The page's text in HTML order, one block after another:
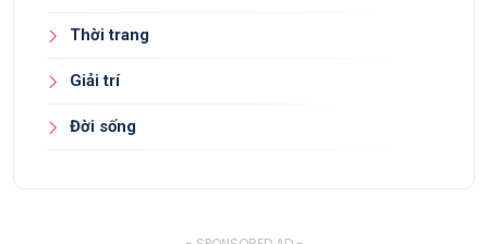
Thời trang
Giải trí
Đời sống